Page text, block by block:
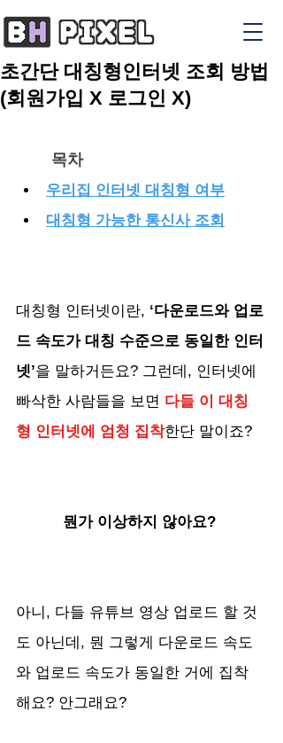
초간단 대칭형인터넷 조회 방법
(회원가입 X 로그인 X)
목차
우리집 인터넷 대칭형 여부
대칭형 가능한 통신사 조회
대칭형 인터넷이란, ‘다운로드와 업로
드 속도가 대칭 수준으로 동일한 인터
넷’을 말하거든요? 그런데, 인터넷에
빠삭한 사람들을 보면 다들 이 대칭
형 인터넷에 엄청 집착한단 말이죠?
뭔가 이상하지 않아요?
아니, 다들 유튜브 영상 업로드 할 것
도 아닌데, 뭔 그렇게 다운로드 속도
와 업로드 속도가 동일한 거에 집착
해요? 안그래요?